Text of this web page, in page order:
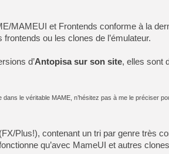
[GK] Beast of
[GK] Ubisoft : fin de partie
[GK] Mémoire cash -
[GK] Dan Houser (GTA)
[GK] Comment EA Sports
[GK] Crimson Moon : un
[GK] Isle of Reveries : le
[GK] Moonlighter 2 : The
[GK] Capcom relance
[Mo5] Deux inédits du
[GK] Le beat'em up The
[GK] Endless Legend 2 :
MAMEUI et Frontends conforme à la
ou les clones de l’émulateur.
d’Antopisa sur son site, elles sont
le véritable MAME, n’hésitez pas à me le préciser
Plus!), contenant un tri par genre très
qu’avec MameUI et autres